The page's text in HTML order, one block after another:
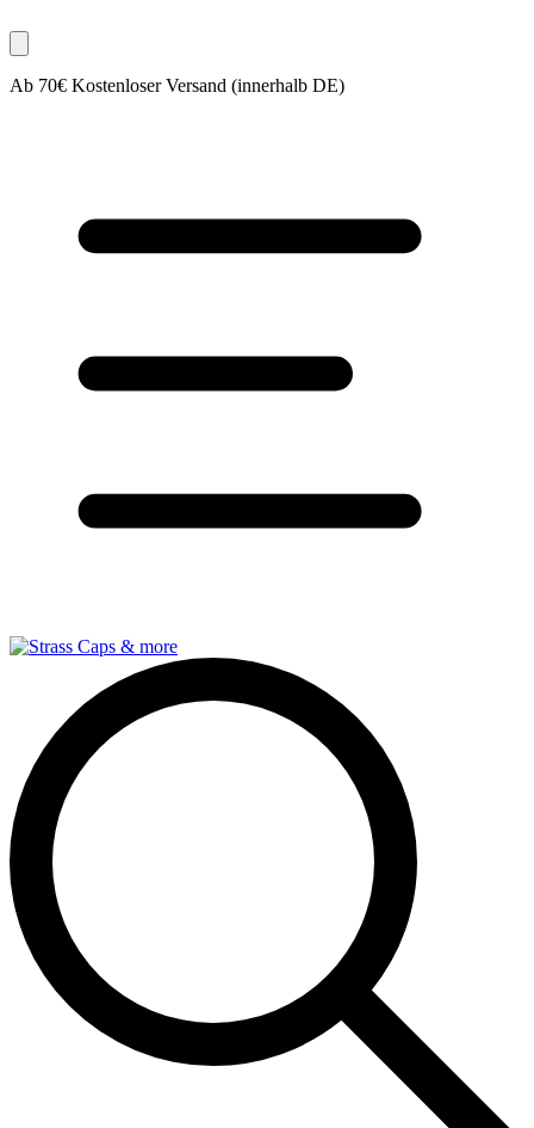
Ab 70€ Kostenloser Versand (innerhalb DE)